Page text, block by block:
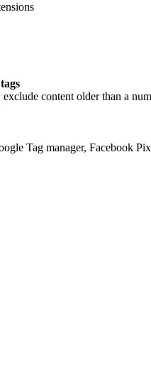
tags
content older than a
Tag manager, Facebook